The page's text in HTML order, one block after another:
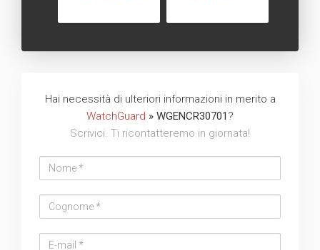
Hai necessità di ulteriori informazioni in merito a
WatchGuard » WGENCR30701 ?
Scrivici. Ti ricontatteremo in giornata!